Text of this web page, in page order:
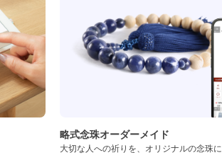
略式念珠オーダーメイド
大切な人への祈りを、オリジナルの念珠に